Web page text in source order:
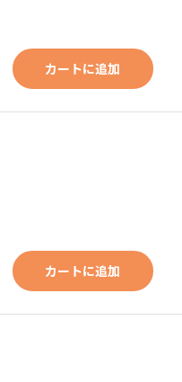
カートに追加
カートに追加